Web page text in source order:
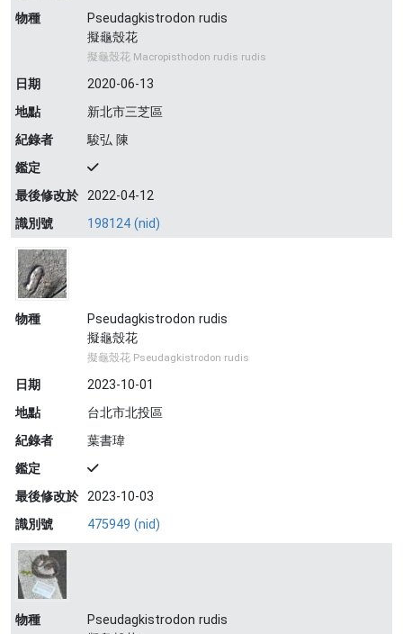
物種
Pseudagkistrodon rudis
擬龜殼花
擬龜殼花 Macropisthodon rudis rudis
日期
2020-06-13
地點
新北市三芝區
紀錄者
駿弘 陳
鑑定
最後修改於 2022-04-12
識別號
198124 (nid)
物種
Pseudagkistrodon rudis
擬龜殼花
擬龜殼花 Pseudagkistrodon rudis
日期
2023-10-01
地點
台北市北投區
紀錄者
葉書瑋
鑑定
最後修改於 2023-10-03
識別號
475949 (nid)
物種
Pseudagkistrodon rudis